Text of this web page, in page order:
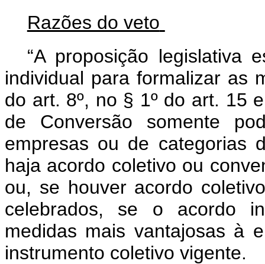
Razões do veto
“A proposição legislativa
individual para formalizar as
do art. 8º, no § 1º do art. 15
de Conversão somente
empresas ou de categorias
haja acordo coletivo ou
ou, se houver acordo
celebrados, se o acordo
medidas mais vantajosas à
instrumento coletivo vigente.